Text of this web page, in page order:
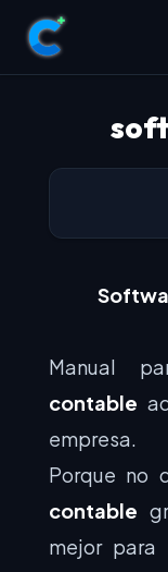
Manual
contable
empresa.
Porque no
contable
mejor para